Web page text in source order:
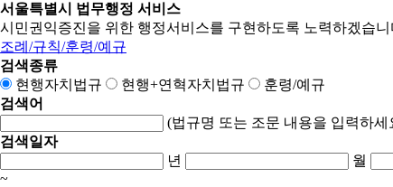
서울특별시 법무행정 서비스
시민권익증진을 위한 행정서비스를 구현하도록 노력하겠습니
조례/규칙/훈령/예규
검색종류
현행자치법규
현행+연혁자치법규
훈령/예규
검색어
(법규명 또는 조문 내용을 입력하세
검색일자
년
월
~